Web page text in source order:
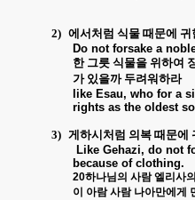
2) 에서처럼 식물 때문에
Do not forsake a
한 그릇 식물을 위하여
가 있을까 두려워하라
like Esau, who for a
rights as the oldest
3) 게하시처럼 의복 때문에
Like Gehazi, do not
because of clothing.
20하나님의 사람 엘리사의
이 아람 사람 나아만에게